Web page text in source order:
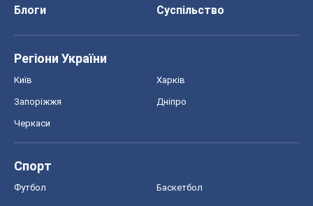
Блоги
Суспільство
Регіони України
Київ Харків
Запоріжжя Дніпро
Черкаси
Спорт
Футбол Баскетбол